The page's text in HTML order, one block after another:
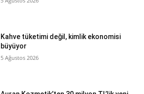
Kahve tüketimi değil, kimlik ekonomisi
büyüyor
5 Ağustos 2026